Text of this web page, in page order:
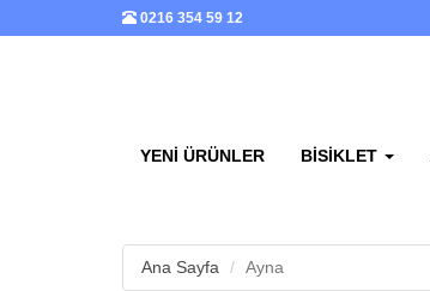
0216 354 59 12
YENI ÜRÜNLER BISIKLET
Ana Sayfa Ayna